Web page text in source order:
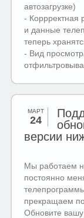
автозагрузке)
- Коррректная
и данные
теперь
- Вид
МАРТ
24
версии
Мы работаем
постоянно
прекращаем
Обновите